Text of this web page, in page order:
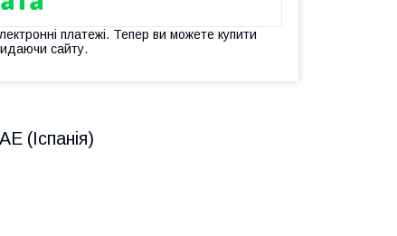
платежі. Тепер ви можете купити
сайту.
(Іспанія)